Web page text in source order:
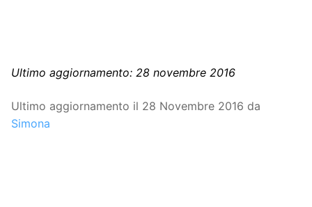
Ultimo aggiornamento: 28 novembre 2016
Ultimo aggiornamento il 28 Novembre 2016 da
Simona